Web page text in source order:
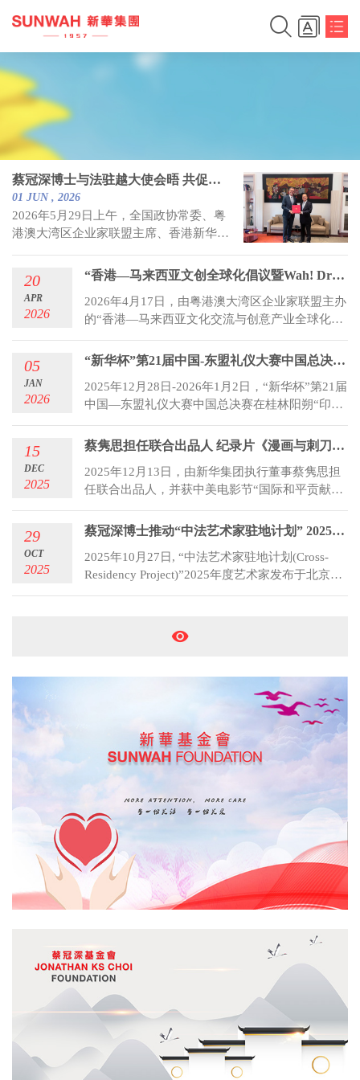
简体中文
繁体中文
English
蔡冠深博士与法驻越大使会晤 共促人文与教育合作
01 JUN , 2026
2026年5月29日上午，全国政协常委、粤
港澳大湾区企业家联盟主席、香港新华集
欧博仁(Olivier Brochet)及副大使罗诺
(Rémi Noyon)举行早餐会晤，并就促进越
法在经贸、人文教育及文化艺术等领域合
作深入交流。
20
APR
2026
“香港—马来西亚文创全球化倡议暨Wah! Drama”在吉隆坡启动
2026年4月17日，由粤港澳大湾区企业家联盟主办
的“香港—马来西亚文化交流与创意产业全球化倡
马来西亚中华总商会、香港驻吉隆坡经贸办、新
中国广东省驻东南亚经贸办支持。
05
JAN
2026
“新华杯”第21届中国-东盟礼仪大赛中国总决赛在阳朔举行
2025年12月28日-2026年1月2日，“新华杯”第21届
中国—东盟礼仪大赛中国总决赛在桂林阳朔“印象·
秀选手齐聚漓江之畔，呈献一场融合山水之秀、
15
DEC
2025
蔡隽思担任联合出品人 纪录片《漫画与刺刀》在新华国际影城举办沈阳前瞻试映会
2025年12月13日，由新华集团执行董事蔡隽思担
任联合出品人，并获中美电影节“国际和平贡献
前瞻试映会，在新华国际影城举行。
29
OCT
2025
蔡冠深博士推动“中法艺术家驻地计划” 2025年度驻留艺术家揭晓
2025年10月27日, “中法艺术家驻地计划(Cross-
Residency Project)”2025年度艺术家发布于北京蔡
驻华大使馆文化教育合作参赞艾文鸿(Florent
Brunel)共同揭晓了2025年度驻留艺术家。中国艺
术家戴西云和法国艺术家罗伊·科恩克(Roy
Köhnke)成为该计划新一届驻留艺术家，未来三个
月内将展开他们的跨文化创作之旅。